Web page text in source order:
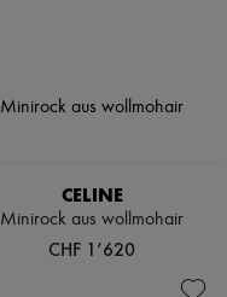
CELINE
Minirock aus wollmohair
CHF 1’620